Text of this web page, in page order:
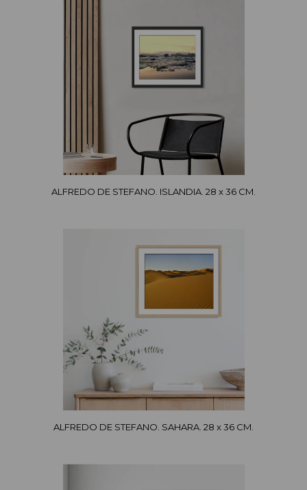
ALFREDO DE STEFANO. ISLANDIA. 28 x 36 CM.
ALFREDO DE STEFANO. SAHARA. 28 x 36 CM.